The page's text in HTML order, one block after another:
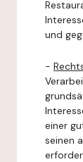
und
-
einer
seinen